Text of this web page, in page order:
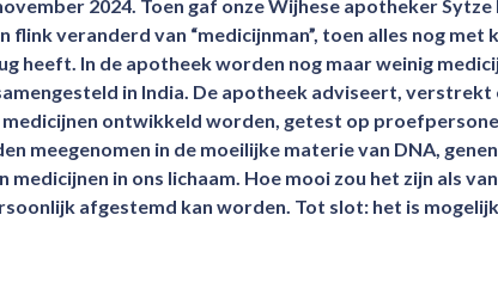
2024. Toen gaf onze Wijhese apotheker
veranderd van “medicijnman”, toen alles nog
heeft. In de apotheek worden nog maar weinig
in India. De apotheek adviseert,
ontwikkeld worden, getest op
meegenomen in de moeilijke materie van DNA,
in ons lichaam. Hoe mooi zou het zijn als
afgestemd kan worden. Tot slot: het is